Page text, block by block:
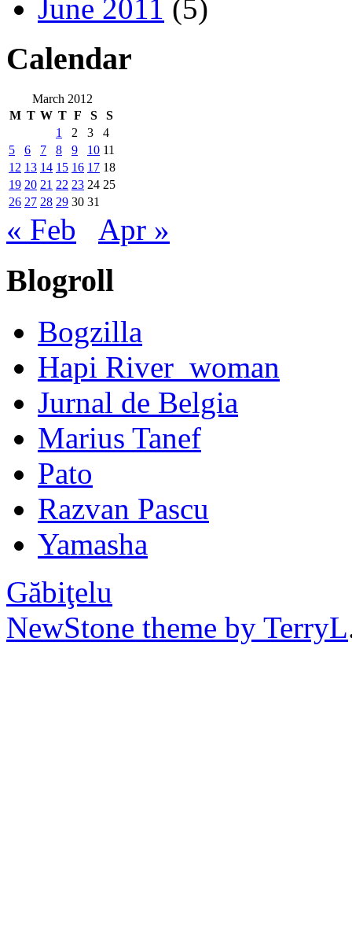
June 2011 (5)
Calendar
March 2012
M T W T F S
S
1
2 3
4
5
6 7 8 9 10 11
12 13 14 15 16 17 18
19 20 21 22 23 24 25
26 27 28 29 30 31
« Feb Apr »
Blogroll
Bogzilla
Hapi River_woman
Jurnal de Belgia
Marius Tanef
Pato
Razvan Pascu
Yamasha
Găbiţelu
NewStone theme by TerryL